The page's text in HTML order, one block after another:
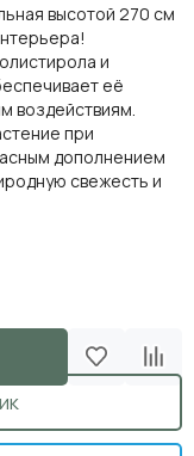
высотой 270 см
и
её
воздействиям.
при
дополнением
свежесть и